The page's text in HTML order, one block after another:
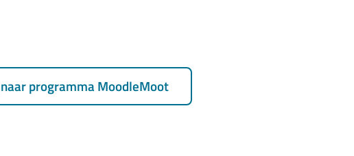
programma MoodleMoot